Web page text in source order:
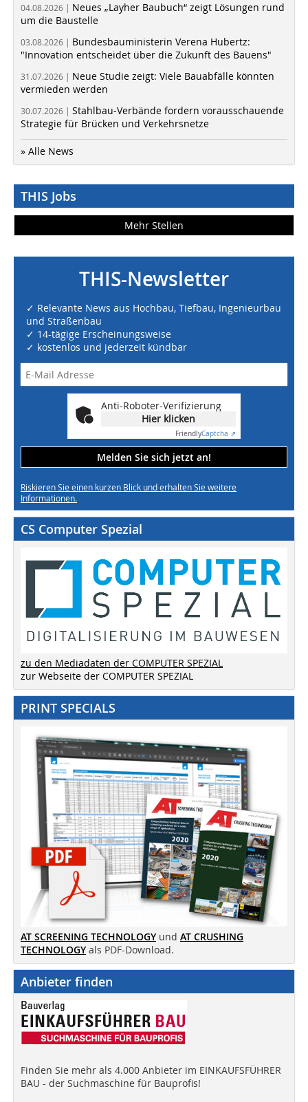
04.08.2026 | Neues „Layher Baubuch“ zeigt Lösungen rund
um die Baustelle
03.08.2026 | Bundesbauministerin Verena Hubertz:
"Innovation entscheidet über die Zukunft des Bauens"
31.07.2026 | Neue Studie zeigt: Viele Bauabfälle könnten
vermieden werden
30.07.2026 | Stahlbau-Verbände fordern vorausschauende
Strategie für Brücken und Verkehrsnetze
» Alle News
THIS Jobs
Mehr Stellen
THIS-Newsletter
✓ Relevante News aus Hochbau, Tiefbau, Ingenieurbau
und Straßenbau
✓ 14-tägige Erscheinungsweise
✓ kostenlos und jederzeit kündbar
Anti-Roboter-Verifizierung
Hier klicken
FriendlyCaptcha ⇗
Melden Sie sich jetzt an!
Riskieren Sie einen kurzen Blick und erhalten Sie weitere
Informationen.
CS Computer Spezial
zu den Mediadaten der COMPUTER SPEZIAL
zur Webseite der COMPUTER SPEZIAL
PRINT SPECIALS
AT SCREENING TECHNOLOGY und AT CRUSHING
TECHNOLOGY als PDF-Download.
Anbieter finden
Finden Sie mehr als 4.000 Anbieter im EINKAUFSFÜHRER
BAU - der Suchmaschine für Bauprofis!